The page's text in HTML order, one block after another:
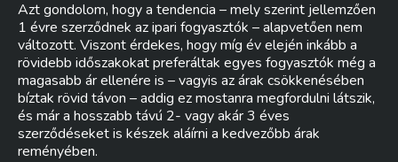
Azt gondolom, hogy a tendencia – mely szerint jellemzően
1 évre szerződnek az ipari fogyasztók – alapvetően nem
változott. Viszont érdekes, hogy míg év elején inkább a
rövidebb időszakokat preferáltak egyes fogyasztók még a
magasabb ár ellenére is – vagyis az árak csökkenésében
bíztak rövid távon – addig ez mostanra megfordulni látszik,
és már a hosszabb távú 2- vagy akár 3 éves
szerződéseket is készek aláírni a kedvezőbb árak
reményében.